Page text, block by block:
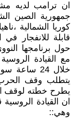
ان ترامب لديه
جمهورية الصين
كوريا الشمالية
قابلة للانفجار
حول برنامجها
مع القيادة
خلال 24
يطرح خطته لوقف
ان القيادة
وهي::